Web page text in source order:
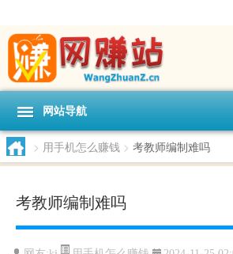
网站导航
> 用手机怎么赚钱 > 考教师编制难吗
考教师编制难吗